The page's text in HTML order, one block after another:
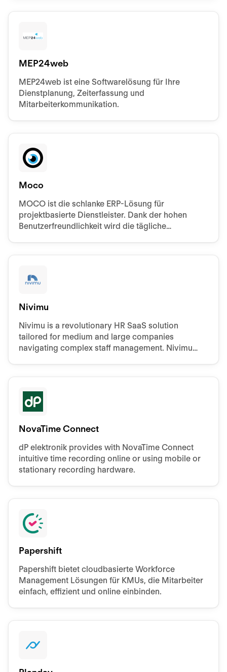
MEP24web
MEP24web ist eine Softwarelösung für Ihre
Dienstplanung, Zeiterfassung und
Mitarbeiterkommunikation.
Moco
MOCO ist die schlanke ERP-Lösung für
projektbasierte Dienstleister. Dank der hohen
Benutzerfreundlichkeit wird die tägliche
Nivimu
Nivimu is a revolutionary HR SaaS solution
tailored for medium and large companies
navigating complex staff management. Nivimu
NovaTime Connect
dP elektronik provides with NovaTime Connect
intuitive time recording online or using mobile or
stationary recording hardware.
Papershift
Papershift bietet cloudbasierte Workforce
Management Lösungen für KMUs, die Mitarbeiter
einfach, effizient und online einbinden.